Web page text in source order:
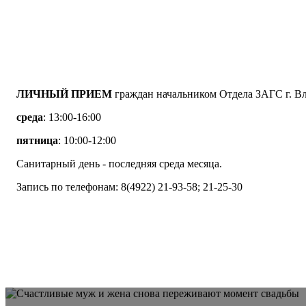
ЛИЧНЫЙ ПРИЕМ граждан начальником Отдела ЗАГС г.
среда: 13:00-16:00
пятница: 10:00-12:00
Санитарный день - последняя среда месяца.
Запись по телефонам: 8(4922) 21-93-58; 21-25-30